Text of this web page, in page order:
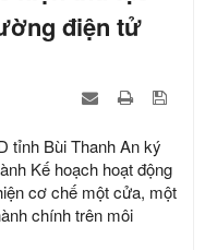
điện tử
tỉnh Bùi Thanh An ký
Kế hoạch hoạt động
cơ chế một cửa, một
chính trên môi